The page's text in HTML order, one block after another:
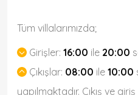
Tüm villalarımızda;
Girişler: 16:00 ile 20:00
Çıkışlar: 08:00 ile 10:00
yapılmaktadır. Çıkış ve